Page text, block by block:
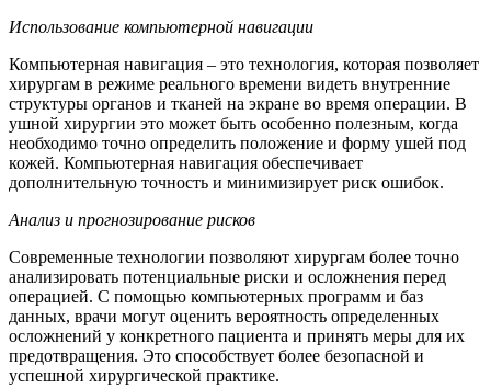
Использование компьютерной навигации
Компьютерная навигация – это технология, которая позволяет
хирургам в режиме реального времени видеть внутренние
структуры органов и тканей на экране во время операции. В
ушной хирургии это может быть особенно полезным, когда
необходимо точно определить положение и форму ушей под
кожей. Компьютерная навигация обеспечивает
дополнительную точность и минимизирует риск ошибок.
Анализ и прогнозирование рисков
Современные технологии позволяют хирургам более точно
анализировать потенциальные риски и осложнения перед
операцией. С помощью компьютерных программ и баз
данных, врачи могут оценить вероятность определенных
осложнений у конкретного пациента и принять меры для их
предотвращения. Это способствует более безопасной и
успешной хирургической практике.